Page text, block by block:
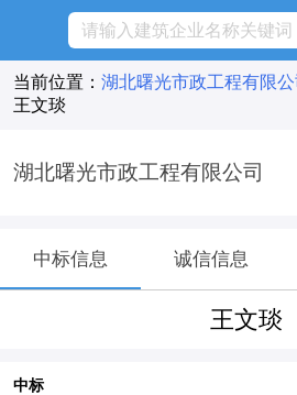
当前位置： 湖北曙光市政工程有限公
王文琰
湖北曙光市政工程有限公司
中标信息 诚信信息
王文琰
中标